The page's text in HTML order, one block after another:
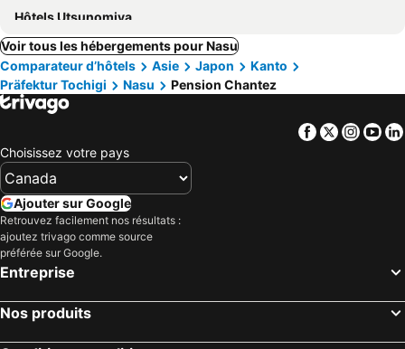
Hôtels Utsunomiya
Voir tous les hébergements pour Nasu
Comparateur d’hôtels
Asie Japon
Kanto
Präfektur Tochigi
Nasu Pension Chantez
Facebook
Twitter
Choisissez votre pays
Ajouter sur Google
Retrouvez facilement nos résultats :
ajoutez trivago comme source
préférée sur Google.
Entreprise
Nos produits